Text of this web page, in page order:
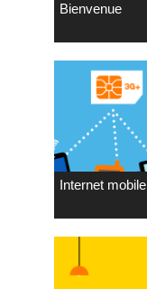
Bienvenue
Internet mobile